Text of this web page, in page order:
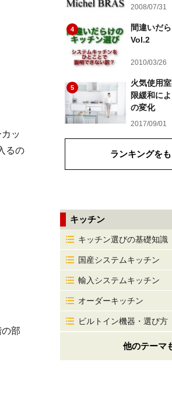
ッ
るの
部
2008/07/31
4
間違いだ
Vol.2
2010/03/26
5
火気使用
限緩和に
の変化
2017/09/01
ランキングを
キッチン
キッチン選びの基礎知識
国産システムキッチン
輸入システムキッチン
オーダーキッチン
ビルトイン機器・選び方
他のテーマ